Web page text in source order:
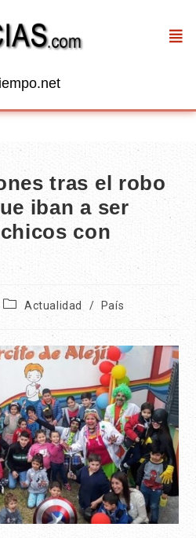
tras el robo
iban a ser
con
Actualidad / País